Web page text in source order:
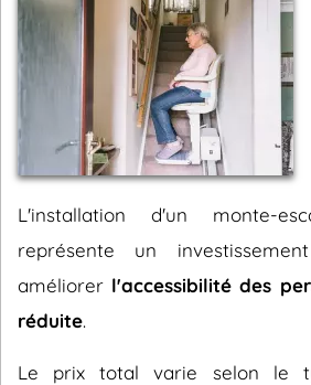
L'installation d'un monte-
représente un
améliorer l'accessibilité des
réduite.
Le prix total varie selon le